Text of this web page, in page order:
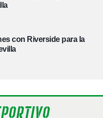
con Riverside para la